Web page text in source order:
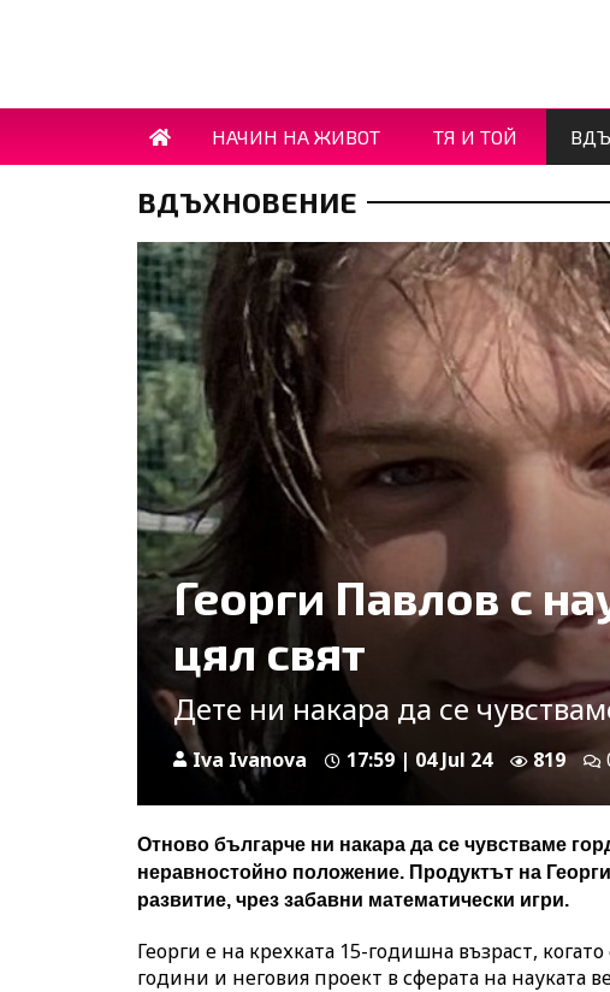
НАЧИН НА ЖИВОТ ТЯ И ТОЙ
ВДЪХНОВЕНИЕ
Георги Павлов с
цял свят
Дете ни накара да се
Iva Ivanova 17:59 | 04 Jul 24 819
Отново българче ни накара да се чувстваме
неравностойно положение. Продуктът на
развитие, чрез забавни математически игри.
Георги е на крехката 15-годишна възраст,
години и неговия проект в сферата на науката